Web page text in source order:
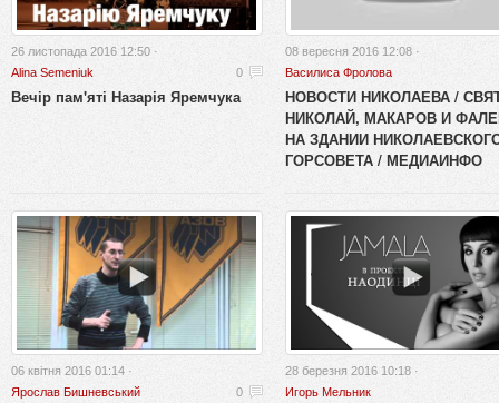
26 листопада 2016 12:50 ·
Alina Semeniuk
0
Вечір пам'яті Назарія Яремчука
08 вересня 2016 12:08 ·
Василиса Фролова
НОВОСТИ НИКОЛАЕВА /
НИКОЛАЙ, МАКАРОВ И
НА ЗДАНИИ
ГОРСОВЕТА / МЕДИАИНФО
06 квітня 2016 01:14 ·
Ярослав Бишневський
0
28 березня 2016 10:18 ·
Игорь Мельник